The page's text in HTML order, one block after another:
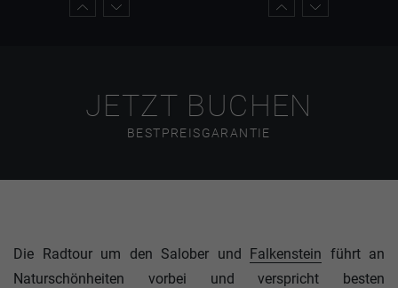
JETZT BUCHEN
BESTPREISGARANTIE
Die Radtour um den Salober und Falkenstein führt an
Naturschönheiten vorbei und verspricht besten